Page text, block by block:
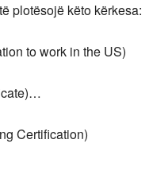
plotësojë këto kërkesa:
to work in the US)
Certification)